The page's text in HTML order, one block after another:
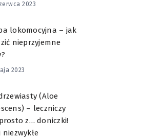
2023
lokomocyjna – jak
nieprzyjemne
2023
(Aloe
– leczniczy
z… doniczki!
niezwykłe